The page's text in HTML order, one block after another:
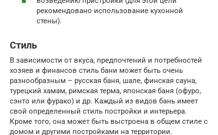
рекомендовано использование кухонной
стены).
Стиль
В зависимости от вкуса, предпочтений и потребностей
хозяев и финансов стиль бани может быть очень
разнообразным – русская баня, шале, финская сауна,
турецкий хамам, римская терма, японская баня (офуро,
сэнто или фурако) и др. Каждый из видов бань имеет
свой определенный стиль постройки и интерьера.
Кроме того, она может быть выстроена в общем стиле с
домом и другими постройками на территории.